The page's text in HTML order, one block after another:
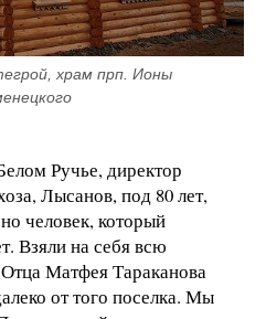
храм прп. Ионы
Ручье, директор
Лысанов, под 80 лет,
человек, который
Взяли на себя всю
Матфея Тараканова
от того поселка. Мы